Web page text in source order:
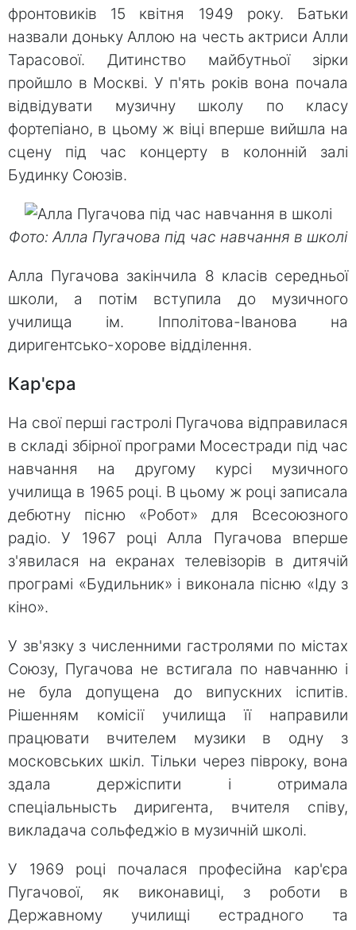
фронтовиків 15 квітня 1949 року. Батьки
назвали доньку Аллою на честь актриси Алли
Тарасової. Дитинство майбутньої зірки
пройшло в Москві. У п'ять років вона почала
відвідувати музичну школу по класу
фортепіано, в цьому ж віці вперше вийшла на
сцену під час концерту в колонній залі
Будинку Союзів.
Фото: Алла Пугачова під час навчання в школі
Алла Пугачова закінчила 8 класів середньої
школи, а потім вступила до музичного
училища ім. Іпполітова-Іванова на
диригентсько-хорове відділення.
Кар'єра
На свої перші гастролі Пугачова відправилася
в складі збірної програми Мосестради під час
навчання на другому курсі музичного
училища в 1965 році. В цьому ж році записала
дебютну пісню «Робот» для Всесоюзного
радіо. У 1967 році Алла Пугачова вперше
з'явилася на екранах телевізорів в дитячій
програмі «Будильник» і виконала пісню «Іду з
кіно».
У зв'язку з численними гастролями по містах
Союзу, Пугачова не встигала по навчанню і
не була допущена до випускних іспитів.
Рішенням комісії училища її направили
працювати вчителем музики в одну з
московських шкіл. Тільки через півроку, вона
здала держіспити і отримала
спеціальнысть диригента, вчителя співу,
викладача сольфеджіо в музичній школі.
У 1969 році почалася професійна кар'єра
Пугачової, як виконавиці, з роботи в
Державному училищі естрадного та